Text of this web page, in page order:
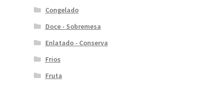
Congelado
Doce - Sobremesa
Enlatado - Conserva
Frios
Fruta